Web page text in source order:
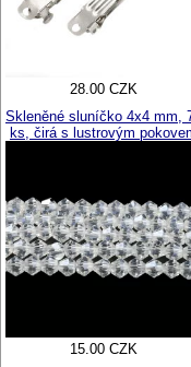
28.00 CZK
Skleněné sluníčko 4x4 mm,
ks, čirá s lustrovým
15.00 CZK